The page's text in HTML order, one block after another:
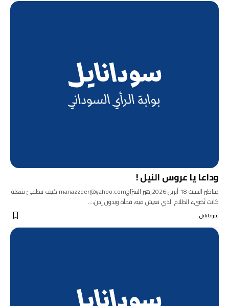
وداعا يا عروس النيل !
مناظير السبت 18 أبريل 2026زهير السرّاجmanazzeer@yahoo.com كيف تنطفئ شعلة
كانت تُضيء الظلام الذي نعيش فيه، فجأة وبدون إذن،…
سودانايل